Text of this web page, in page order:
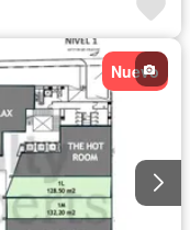
Nuevo